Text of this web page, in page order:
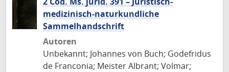
medizinisch-naturkundliche
Sammelhandschrift
Autoren
Unbekannt; Johannes von Buch; Godefridus
de Franconia; Meister Albrant; Volmar;